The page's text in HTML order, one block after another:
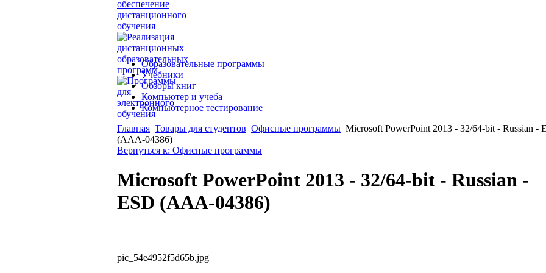
Образовательные программы
Учебники
Обзоры книг
Компьютер и учеба
Компьютерное тестирование
Главная Товары для студентов Офисные программы Microsoft PowerPoint 2013 - 32/64-bit - Russian -
(AAA-04386)
Вернуться к: Офисные программы
Microsoft PowerPoint 2013 - 32/64-bit - Russian -
ESD (AAA-04386)
pic_54e4952f5d65b.jpg